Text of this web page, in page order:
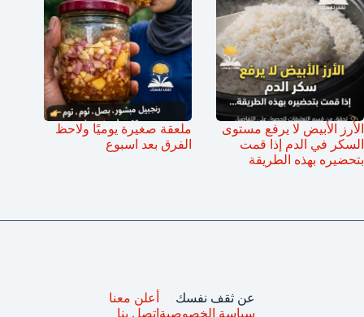
الأرز الأبيض لا يرفع مستوى
السكر في الدم إذا قمت
بتحضيره بهذه الطريقة
ملعقة صغيرة يوميًا ولاحظ
الفرق بعد اسبوع
عن ثقف نفسك
سياسة الخصوصية
أعلن معنا
اتصل بنا